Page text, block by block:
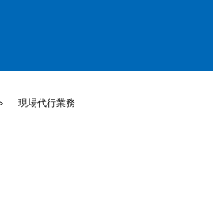
現場代行業務